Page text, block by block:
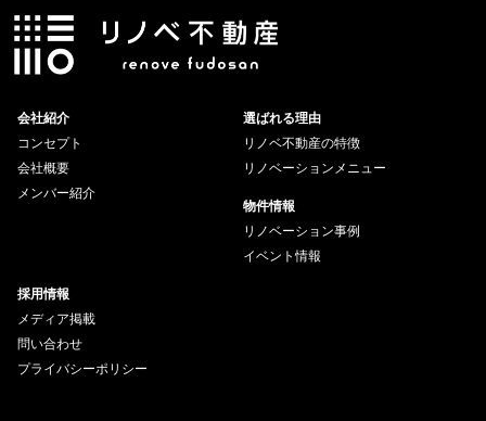
会社紹介
コンセプト
会社概要
メンバー紹介
選ばれる理由
リノベ不動産の特徴
リノベーションメニュー
物件情報
リノベーション事例
イベント情報
採用情報
メディア掲載
問い合わせ
プライバシーポリシー